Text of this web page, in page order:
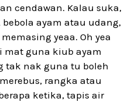
cendawan. Kalau suka,
ayam atau udang,
yeaa. Oh yea
mat guna kiub ayam
tak nak guna tu boleh
rangka atau
ketika, tapis air